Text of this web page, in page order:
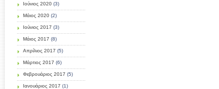
Ιούνιος 2020 (3)
Μάιος 2020 (2)
Ιούνιος 2017 (3)
Μάιος 2017 (8)
Απρίλιος 2017 (5)
Μάρτιος 2017 (6)
Φεβρουάριος 2017 (5)
Ιανουάριος 2017 (1)